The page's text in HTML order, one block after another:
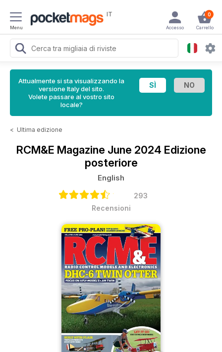
Menu
IT 0
Carrello
Accesso
Attualmente si sta visualizzando la
versione Italy del sito.
Volete passare al vostro sito
locale?
< Ultima edizione
RCM&E Magazine June 2024 Edizione
posteriore
English
293
Recensioni